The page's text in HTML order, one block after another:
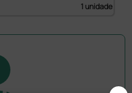
1 unidade